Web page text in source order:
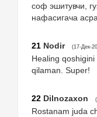
соф эшитувчи,
нафасигача
21 Nodir (17-Дек-
Healing qoshigini
qilaman. Super!
22 Dilnozaxon
Rostanam juda